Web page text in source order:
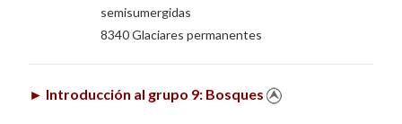
semisumergidas
8340 Glaciares permanentes
► Introducción al grupo 9: Bosques